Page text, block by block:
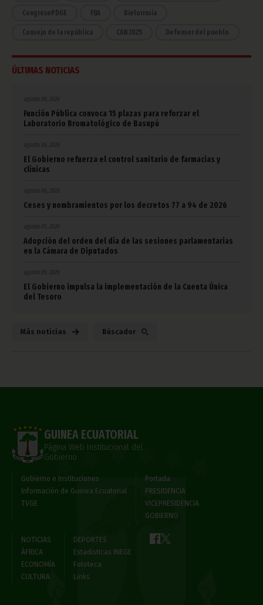
CongresoPDGE FIJA Bielorrusia
Consejo de la república CAN 2025 Defensor del pueblo
ÚLTIMAS NOTICIAS
agosto 06, 2026
Función Pública convoca 15 plazas para reforzar el
Laboratorio Bromatológico de Basupú
agosto 06, 2026
El Gobierno refuerza el control sanitario de farmacias y
clínicas
agosto 06, 2026
Ceses y nombramientos por los decretos 77 a 94 de 2026
Adopción del orden del día de las sesiones parlamentarias
en la Cámara de Diputados
El Gobierno impulsa la implementación de la Cuenta Única
del Tesoro
Más noticias Búscador
GUINEA ECUATORIAL
Página Web Institucional del
Gobierno
Gobierno e Instituciones
Información de Guinea Ecuatorial
TVGE
Portada
PRESIDENCIA
VICEPRESIDENCIA
GOBIERNO
NOTICIAS
ÁFRICA
ECONOMÍA
CULTURA
DEPORTES
Estadísticas INEGE
Fototeca
Links